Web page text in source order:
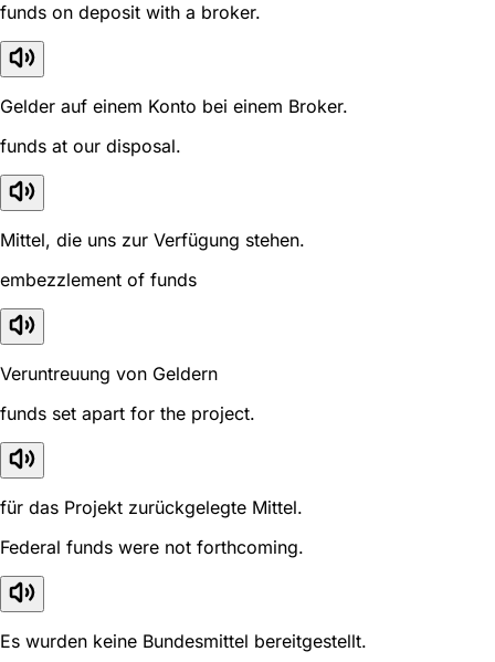
funds on deposit with a broker.
Gelder auf einem Konto bei einem Broker.
funds at our disposal.
Mittel, die uns zur Verfügung stehen.
embezzlement of funds
Veruntreuung von Geldern
funds set apart for the project.
für das Projekt zurückgelegte Mittel.
Federal funds were not forthcoming.
Es wurden keine Bundesmittel bereitgestellt.